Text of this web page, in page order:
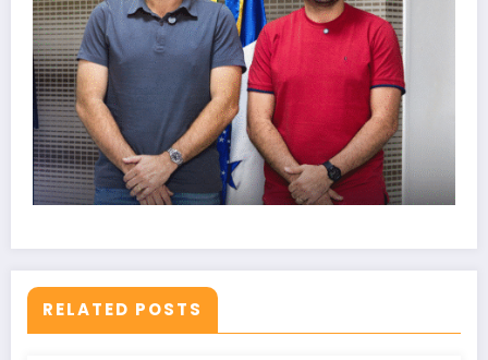
RELATED POSTS